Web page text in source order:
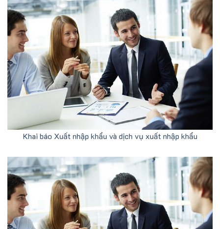
Khai báo Xuất nhập khẩu và dịch vụ xuất nhập khẩu